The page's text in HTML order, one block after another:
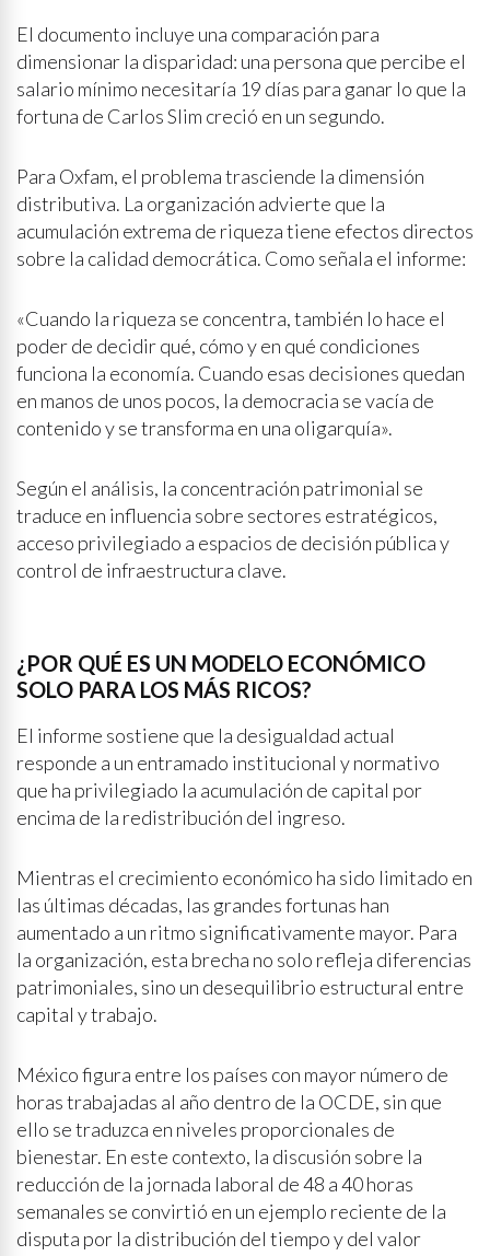
El documento incluye una comparación para
dimensionar la disparidad: una persona que percibe el
salario mínimo necesitaría 19 días para ganar lo que la
fortuna de Carlos Slim creció en un segundo.
Para Oxfam, el problema trasciende la dimensión
distributiva. La organización advierte que la
acumulación extrema de riqueza tiene efectos directos
sobre la calidad democrática. Como señala el informe:
«Cuando la riqueza se concentra, también lo hace el
poder de decidir qué, cómo y en qué condiciones
funciona la economía. Cuando esas decisiones quedan
en manos de unos pocos, la democracia se vacía de
contenido y se transforma en una oligarquía».
Según el análisis, la concentración patrimonial se
traduce en influencia sobre sectores estratégicos,
acceso privilegiado a espacios de decisión pública y
control de infraestructura clave.
¿POR QUÉ ES UN MODELO ECONÓMICO
SOLO PARA LOS MÁS RICOS?
El informe sostiene que la desigualdad actual
responde a un entramado institucional y normativo
que ha privilegiado la acumulación de capital por
encima de la redistribución del ingreso.
Mientras el crecimiento económico ha sido limitado en
las últimas décadas, las grandes fortunas han
aumentado a un ritmo significativamente mayor. Para
la organización, esta brecha no solo refleja diferencias
patrimoniales, sino un desequilibrio estructural entre
capital y trabajo.
México figura entre los países con mayor número de
horas trabajadas al año dentro de la OCDE, sin que
ello se traduzca en niveles proporcionales de
bienestar. En este contexto, la discusión sobre la
reducción de la jornada laboral de 48 a 40 horas
semanales se convirtió en un ejemplo reciente de la
disputa por la distribución del tiempo y del valor